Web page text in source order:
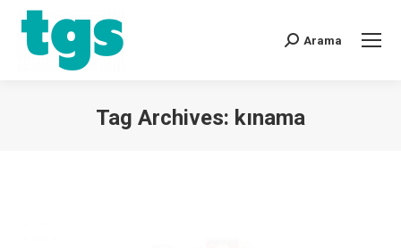
Arama
Tag Archives: kınama